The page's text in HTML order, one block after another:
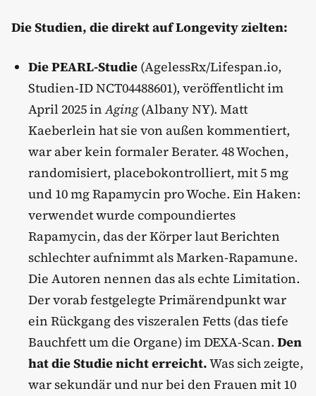
Die Studien, die direkt auf Longevity zielten:
Die PEARL-Studie (AgelessRx/Lifespan.io,
Studien-ID NCT04488601), veröffentlicht im
April 2025 inAging(Albany NY). Matt
Kaeberlein hat sie von außen kommentiert,
war aber kein formaler Berater. 48 Wochen,
randomisiert, placebokontrolliert, mit 5 mg
und 10 mg Rapamycin pro Woche. Ein Haken:
verwendet wurde compoundiertes
Rapamycin, das der Körper laut Berichten
schlechter aufnimmt als Marken-Rapamune.
Die Autoren nennen das als echte Limitation.
Der vorab festgelegte Primärendpunkt war
ein Rückgang des viszeralen Fetts (das tiefe
Bauchfett um die Organe) im DEXA-Scan. Den
hat die Studie nicht erreicht.Was sich zeigte,
war sekundär und nur bei den Frauen mit 10